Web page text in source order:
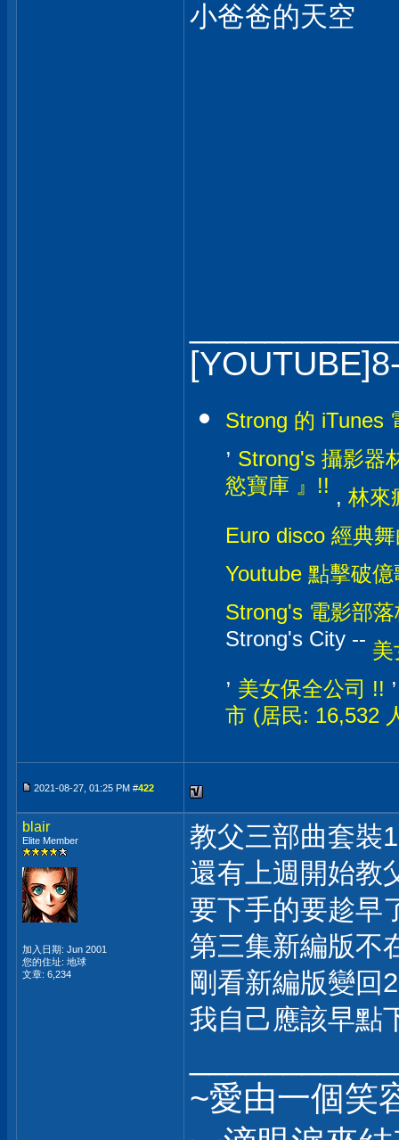
小爸爸的天空
Strong 的 iTunes
, Strong's 攝影器
慾寶庫 』!! , 林來
Euro disco 經典
Youtube 點擊破
Strong's 電影部
Strong's City -- 美
, 美女保全公司 !!
市 (居民: 16,532
2021-08-27, 01:25 PM #422
blair
Elite Member
加入日期: Jun 2001
您的住址: 地球
文章: 6,234
教父三部曲套裝
還有上週開始教
要下手的要趁早
第三集新編版不
剛看新編版變回
我自己應該早點
~愛由一個笑